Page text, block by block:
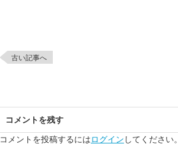
古い記事へ
コメントを残す
コメントを投稿するにはログイン してください。